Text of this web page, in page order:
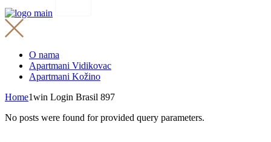
O nama
Apartmani Vidikovac
Apartmani Kožino
Home1win Login Brasil 897
No posts were found for provided query parameters.